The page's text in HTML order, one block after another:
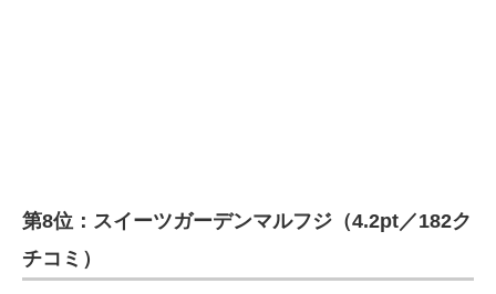
第8位：スイーツガーデンマルフジ（4.2pt／182ク
チコミ）